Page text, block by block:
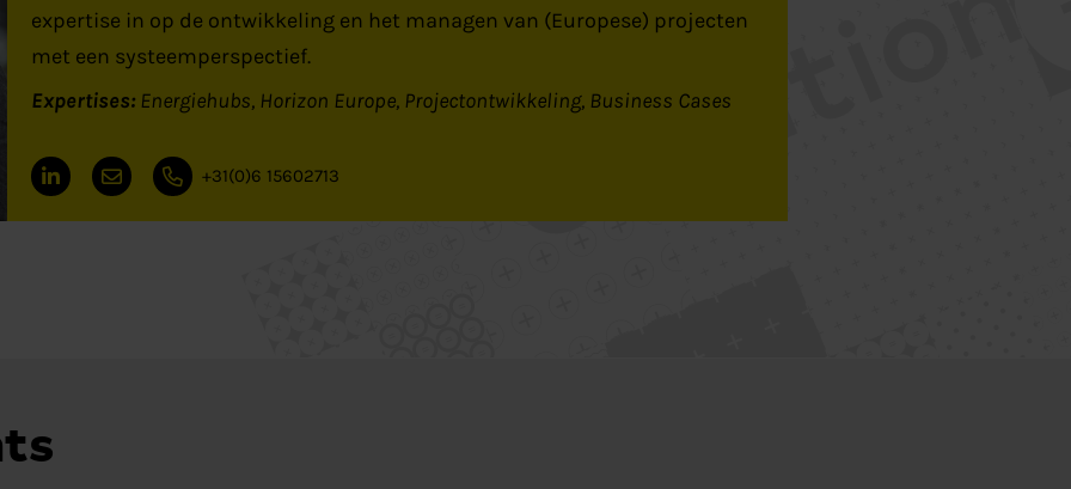
expertise in op de ontwikkeling en het managen van (Europese) projecten
met een systeemperspectief.
Expertises: Energiehubs Horizon Europe Projectontwikkeling Business Cases
+31(0)6 15602713